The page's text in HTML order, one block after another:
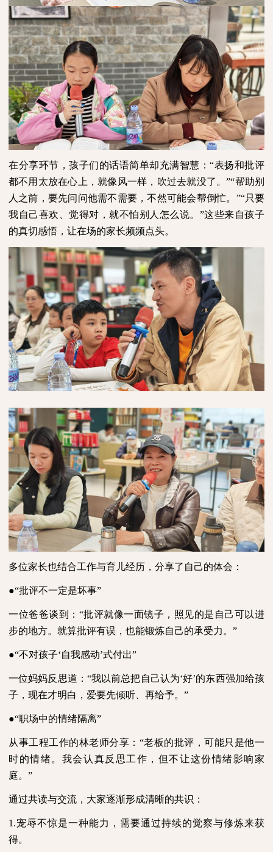
在分享环节，孩子们的话语简单却充满智慧：“表扬和批评
都不用太放在心上，就像风一样，吹过去就没了。”“帮助别
人之前，要先问问他需不需要，不然可能会帮倒忙。”“只要
我自己喜欢、觉得对，就不怕别人怎么说。”这些来自孩子
的真切感悟，让在场的家长频频点头。
多位家长也结合工作与育儿经历，分享了自己的体会：
●“批评不一定是坏事”
一位爸爸谈到：“批评就像一面镜子，照见的是自己可以进
步的地方。就算批评有误，也能锻炼自己的承受力。”
●“不对孩子‘自我感动’式付出”
一位妈妈反思道：“我以前总把自己认为‘好’的东西强加给孩
子，现在才明白，爱要先倾听、再给予。”
●“职场中的情绪隔离”
从事工程工作的林老师分享：“老板的批评，可能只是他一
时的情绪。我会认真反思工作，但不让这份情绪影响家
庭。”
通过共读与交流，大家逐渐形成清晰的共识：
1.宠辱不惊是一种能力，需要通过持续的觉察与修炼来获
得。